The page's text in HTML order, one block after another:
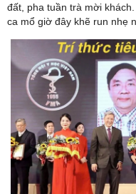
đất, pha tuần trà mời
ca mổ giờ đây khẽ run nhẹ